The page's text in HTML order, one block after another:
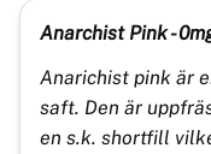
Anarchist Pink -
Anarichist pink är
saft. Den är
en s.k. shortfill